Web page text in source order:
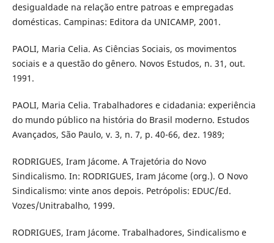
desigualdade na relação entre patroas e empregadas
domésticas. Campinas: Editora da UNICAMP, 2001.
PAOLI, Maria Celia. As Ciências Sociais, os movimentos
sociais e a questão do gênero. Novos Estudos, n. 31, out.
1991.
PAOLI, Maria Celia. Trabalhadores e cidadania: experiência
do mundo público na história do Brasil moderno. Estudos
Avançados, São Paulo, v. 3, n. 7, p. 40-66, dez. 1989;
RODRIGUES, Iram Jácome. A Trajetória do Novo
Sindicalismo. In: RODRIGUES, Iram Jácome (org.). O Novo
Sindicalismo: vinte anos depois. Petrópolis: EDUC/Ed.
Vozes/Unitrabalho, 1999.
RODRIGUES, Iram Jácome. Trabalhadores, Sindicalismo e